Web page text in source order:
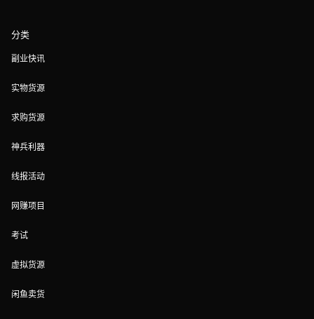
分类
副业快讯
实物货源
求购货源
神兵利器
线报活动
网赚项目
考试
虚拟货源
闲鱼卖货